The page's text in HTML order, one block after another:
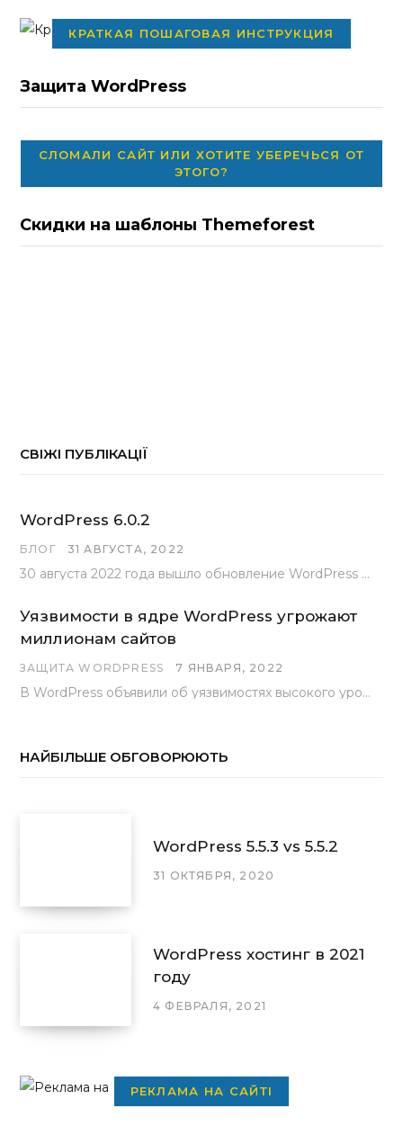
КРАТКАЯ ПОШАГОВАЯ ИНСТРУКЦИЯ
Защита WordPress
СЛОМАЛИ САЙТ ИЛИ ХОТИТЕ УБЕРЕЧЬСЯ ОТ
ЭТОГО?
Скидки на шаблоны Themeforest
СВІЖІ ПУБЛІКАЦІЇ
WordPress 6.0.2
БЛОГ 31 АВГУСТА, 2022
30 августа 2022 года вышло обновление WordPress под номером 6.0.2 . Эта версия доступна для скачивания с сайта wordpress.org…
Уязвимости в ядре WordPress угрожают
миллионам сайтов
ЗАЩИТА WORDPRESS 7 ЯНВАРЯ, 2022
В WordPress объявили об уязвимостях высокого уровня, найденных основной командой разработчиков. В сообщении говорится, что…
НАЙБІЛЬШЕ ОБГОВОРЮЮТЬ
WordPress 5.5.3 vs 5.5.2
31 ОКТЯБРЯ, 2020
WordPress хостинг в 2021
году
4 ФЕВРАЛЯ, 2021
РЕКЛАМА НА САЙТІ